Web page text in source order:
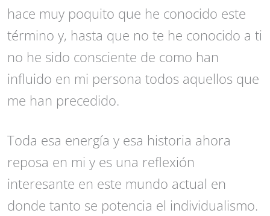
hace muy poquito que he conocido este
término y, hasta que no te he conocido a ti
no he sido consciente de como han
influido en mi persona todos aquellos que
me han precedido.
Toda esa energía y esa historia ahora
reposa en mi y es una reflexión
interesante en este mundo actual en
donde tanto se potencia el individualismo.